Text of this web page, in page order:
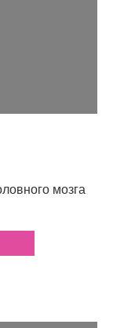
мозга